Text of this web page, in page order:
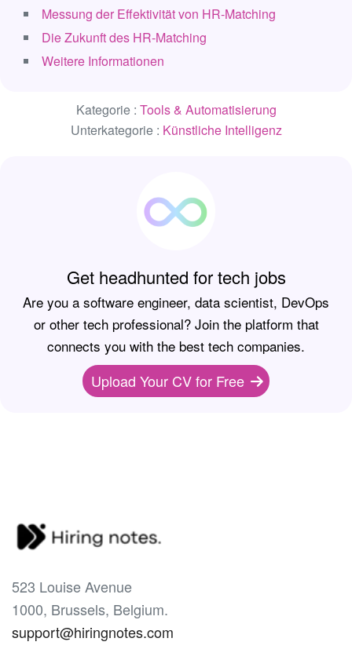
Messung der Effektivität von HR-Matching
Die Zukunft des HR-Matching
Weitere Informationen
Kategorie : Tools & Automatisierung
Unterkategorie : Künstliche Intelligenz
Get headhunted for tech jobs
Are you a software engineer, data scientist, DevOps
or other tech professional? Join the platform that
connects you with the best tech companies.
Upload Your CV for Free
523 Louise Avenue
1000, Brussels, Belgium.
support@hiringnotes.com